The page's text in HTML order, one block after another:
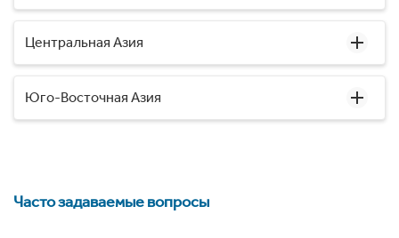
Центральная Азия
Юго-Восточная Азия
Часто задаваемые вопросы